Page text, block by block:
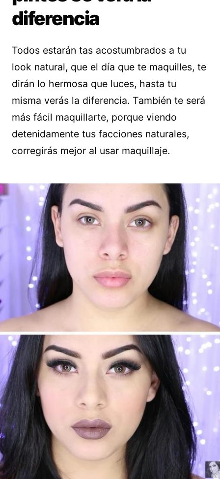
diferencia
Todos estarán tas acostumbrados a tu
look natural, que el día que te maquilles, te
dirán lo hermosa que luces, hasta tu
misma verás la diferencia. También te será
más fácil maquillarte, porque viendo
detenidamente tus facciones naturales,
corregirás mejor al usar maquillaje.